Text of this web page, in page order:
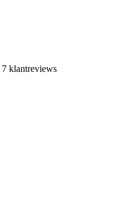
7 klantreviews